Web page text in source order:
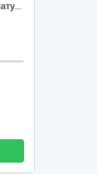
09130000-9 Нафта і дистиляти (Номенклатура 09131000-6 Авіаційний гас) (паливо ТС-1 або паливо Jet А-1)